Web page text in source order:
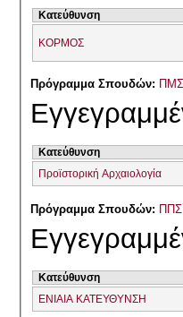
Κατεύθυνση
ΚΟΡΜΟΣ
Πρόγραμμα Σπουδών: ΠΜΣ
Κατεύθυνση
Προϊστορική Αρχαιολογία
Πρόγραμμα Σπουδών: ΠΠΣ
Κατεύθυνση
ΕΝΙΑΙΑ ΚΑΤΕΥΘΥΝΣΗ